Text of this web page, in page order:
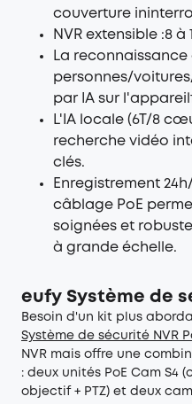
couverture
NVR extensible :8 à
La reconnaissance
personnes/
par IA sur
L'IA locale (6T/8
recherche vidéo
clés.
Enregistrement
câblage PoE
soignées et
à grande échelle.
eufy Système de
Besoin d'un kit plus
Système de sécurité NVR
NVR mais offre une
: deux unités PoE Cam S4
objectif + PTZ) et deux